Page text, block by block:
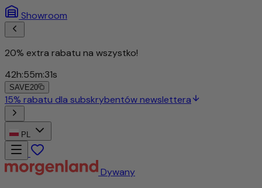
Showroom
20% extra rabatu na wszystko!
42h:55m:28s
SAVE20
PL
Dywany